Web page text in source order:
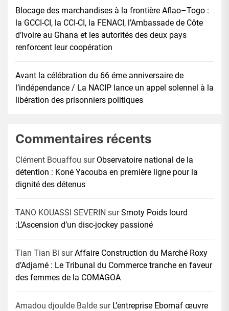
Blocage des marchandises à la frontière Aflao–Togo :
la GCCI-CI, la CCI-CI, la FENACI, l’Ambassade de Côte
d’Ivoire au Ghana et les autorités des deux pays
renforcent leur coopération
Avant la célébration du 66 éme anniversaire de
l’indépendance / La NACIP lance un appel solennel à la
libération des prisonniers politiques
Commentaires récents
Clément Bouaffou sur Observatoire national de la
détention : Koné Yacouba en première ligne pour la
dignité des détenus
TANO KOUASSI SEVERIN surSmoty Poids lourd
:L’Ascension d’un disc-jockey passioné
Tian Tian Bi surAffaire Construction du Marché Roxy
d’Adjamé : Le Tribunal du Commerce tranche en faveur
des femmes de la COMAGOA
Amadou djoulde Balde sur L’entreprise Ebomaf œuvre